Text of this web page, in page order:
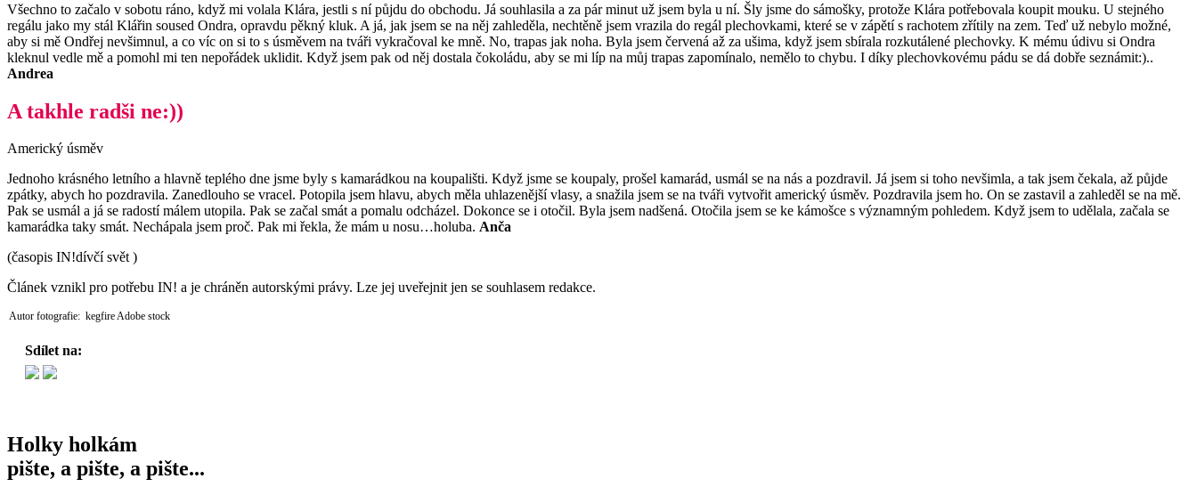
Všechno to začalo v sobotu ráno, když mi volala Klára, jestli s ní půjdu do obchodu. Já souhlasila a za pár minut už jsem byla u ní. Šly jsme do sámošky, protože Klára potřebovala koupit mouku. U stejného
regálu jako my stál Klářin soused Ondra, opravdu pěkný kluk. A já, jak jsem se na něj zahleděla, nechtěně jsem vrazila do regál plechovkami, které se v zápětí s rachotem zřítily na zem. Teď už nebylo možné,
aby si mě Ondřej nevšimnul, a co víc on si to s úsměvem na tváři vykračoval ke mně. No, trapas jak noha. Byla jsem červená až za ušima, když jsem sbírala rozkutálené plechovky. K mému údivu si Ondra
kleknul vedle mě a pomohl mi ten nepořádek uklidit. Když jsem pak od něj dostala čokoládu, aby se mi líp na můj trapas zapomínalo, nemělo to chybu. I díky plechovkovému pádu se dá dobře seznámit:)..
Andrea
A takhle radši ne:))
Americký úsměv
Jednoho krásného letního a hlavně teplého dne jsme byly s kamarádkou na koupališti. Když jsme se koupaly, prošel kamarád, usmál se na nás a pozdravil. Já jsem si toho nevšimla, a tak jsem čekala, až půjde
zpátky, abych ho pozdravila. Zanedlouho se vracel. Potopila jsem hlavu, abych měla uhlazenější vlasy, a snažila jsem se na tváři vytvořit americký úsměv. Pozdravila jsem ho. On se zastavil a zahleděl se na mě.
Pak se usmál a já se radostí málem utopila. Pak se začal smát a pomalu odcházel. Dokonce se i otočil. Byla jsem nadšená. Otočila jsem se ke kámošce s významným pohledem. Když jsem to udělala, začala se
kamarádka taky smát. Nechápala jsem proč. Pak mi řekla, že mám u nosu…holuba. Anča
(časopis IN!dívčí svět )
Článek vznikl pro potřebu IN! a je chráněn autorskými právy. Lze jej uveřejnit jen se souhlasem redakce.
Autor fotografie: kegfire Adobe stock
Sdílet na:
Holky holkám
pište, a pište, a pište...